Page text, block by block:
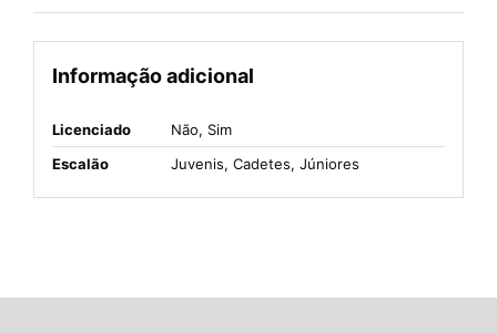
Informação adicional
Licenciado
Não, Sim
Escalão
Juvenis, Cadetes, Júniores